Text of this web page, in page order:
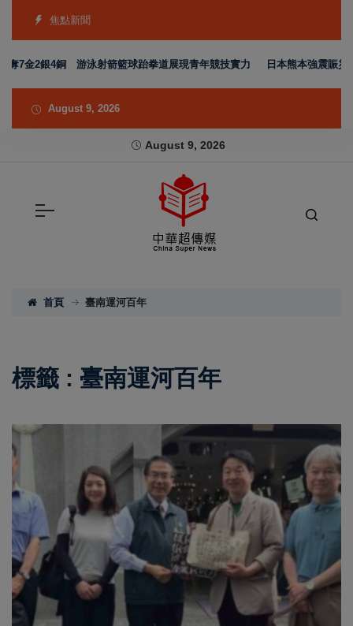
焦點新聞
7金2銀4銅 游泳射箭籃球跆拳道展現青年競技實力 日本熊本強震賑災
August 9, 2026
August 9, 2026
首頁 臺南運河百年
標籤 : 臺南運河百年